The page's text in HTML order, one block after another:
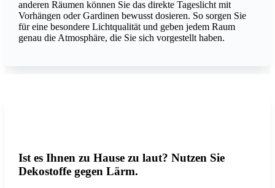
anderen Räumen können Sie das direkte Tageslicht mit
Vorhängen oder Gardinen bewusst dosieren. So sorgen Sie
für eine besondere Lichtqualität und geben jedem Raum
genau die Atmosphäre, die Sie sich vorgestellt haben.
Ist es Ihnen zu Hause zu laut? Nutzen Sie
Dekostoffe gegen Lärm.